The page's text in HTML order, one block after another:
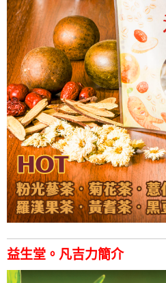
益生堂。凡吉力簡介